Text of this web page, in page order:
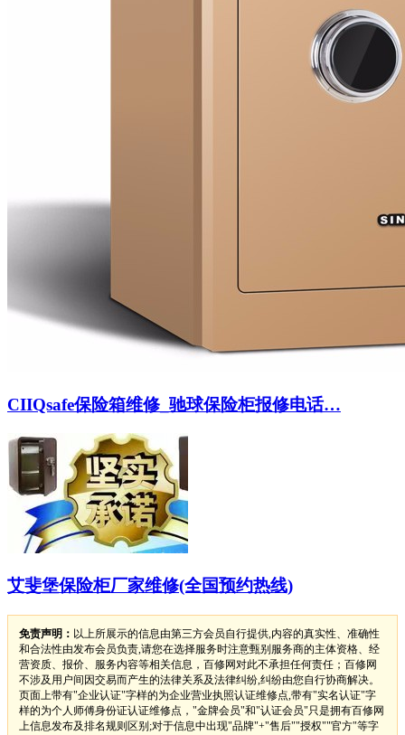
CIIQsafe保险箱维修_驰球保险柜报修电话…
艾斐堡保险柜厂家维修(全国预约热线)
免责声明： 以上所展示的信息由第三方会员自行提供,内容的真实性、准确性
和合法性由发布会员负责,请您在选择服务时注意甄别服务商的主体资格、经
营资质、报价、服务内容等相关信息，百修网对此不承担任何责任；百修网
不涉及用户间因交易而产生的法律关系及法律纠纷,纠纷由您自行协商解决。
页面上带有"企业认证"字样的为企业营业执照认证维修点,带有"实名认证"字
样的为个人师傅身份证认证维修点，"金牌会员"和"认证会员"只是拥有百修网
上信息发布及排名规则区别;对于信息中出现"品牌"+"售后""授权""官方"等字